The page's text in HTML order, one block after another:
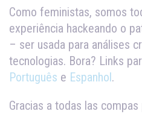
Como feministas, somos
experiência hackeando o
– ser usada para análises
tecnologias. Bora? Links
Português e Espanhol.
Gracias a todas las